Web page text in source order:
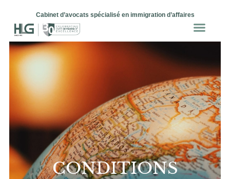
Cabinet d’avocats spécialisé en immigration d’affaires
CONDITIONS